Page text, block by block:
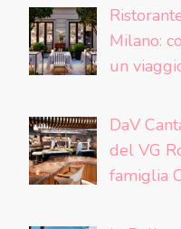
Milano:
un
DaV
del VG
famiglia